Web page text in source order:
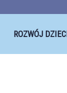
ROZWÓJ